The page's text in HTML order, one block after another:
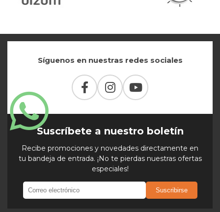
Síguenos en nuestras redes sociales
Suscríbete a nuestro boletín
Recibe promociones y novedades directamente en
tu bandeja de entrada. ¡No te pierdas nuestras ofertas
especiales!
Suscribirse